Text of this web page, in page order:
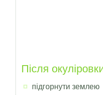
Після
підгорнути землею